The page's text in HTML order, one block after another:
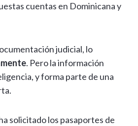
cuentas en Dominicana y
judicial, lo
. Pero la información
y forma parte de una
solicitado los pasaportes de